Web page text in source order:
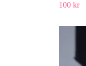
100 kr